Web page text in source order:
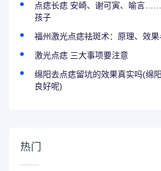
点痣长痣 安崎、谢可寅、喻言……
孩子
福州激光点痣祛斑术：原理、效
激光点痣 三大事项要注意
绵阳去点痣留坑的效果真实吗(绵
良好呢)
热门